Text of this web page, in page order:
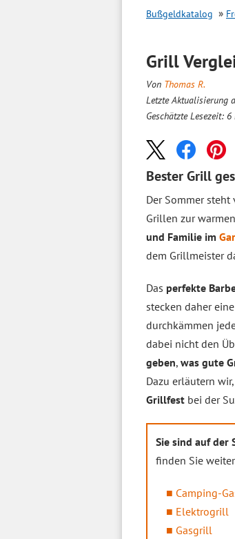
Bußgeldkatalog
Grill
Von Thomas R.
Letzte Aktualisierung
Geschätzte Lesezeit: 6
Bester Grill
Der Sommer
Grillen zur
und Familie im
dem Grillmeister
Das perfekte
stecken daher
durchkämmen
dabei nicht den
geben, was gute
Dazu erläutern
Grillfest bei der
Sie sind auf der
finden Sie
Camping-
Elektrogrill
Gasgrill